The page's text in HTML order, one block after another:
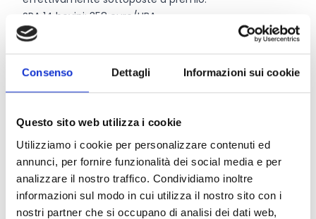
Consenso Dettagli Informazioni sui cookie
Questo sito web utilizza i cookie
Utilizziamo i cookie per personalizzare contenuti ed
annunci, per fornire funzionalità dei social media e per
analizzare il nostro traffico. Condividiamo inoltre
informazioni sul modo in cui utilizza il nostro sito con i
nostri partner che si occupano di analisi dei dati web,
SRA 14 bovini: 358 euro/UBA
SRA 14 equini: 300 euro/UBA
SRA 14 ovini: 200 euro/ha
Pagina web per formulari e documenti
Bando
Si consiglia di consultare regolarmente il sito web
ufficiale del bando per gli aggiornamenti e le
informazioni addizionali.